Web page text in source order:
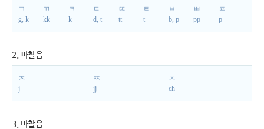
ㄱ
g, k
ㄲ
kk
ㅋ
k
ㄷ
d, t
ㄸ
tt
ㅌ
t
ㅂ
b, p
ㅃ
pp
ㅍ
p
2. 파찰음
ㅈ
j
ㅉ
jj
ㅊ
ch
3. 마찰음